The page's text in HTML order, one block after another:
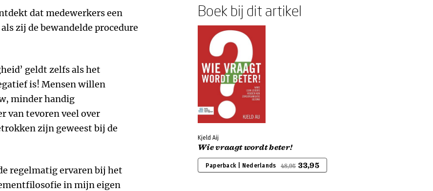
dat medewerkers een
zij de bewandelde procedure
geldt zelfs als het
is! Mensen willen
minder handig
van tevoren veel over
zijn geweest bij de
regelmatig ervaren bij het
in mijn eigen
Boek bij dit artikel
Kjeld Aij
Wie vraagt wordt beter!
Paperback | Nederlands 48,95 33,95